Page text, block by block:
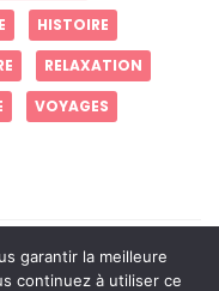
HISTOIRE
RELAXATION
VOYAGES
garantir la meilleure
continuez à utiliser ce